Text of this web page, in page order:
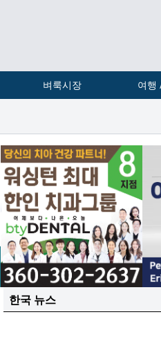
벼룩시장 여행
한국 뉴스